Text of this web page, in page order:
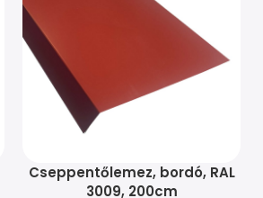
Cseppentőlemez, bordó, RAL
3009, 200cm